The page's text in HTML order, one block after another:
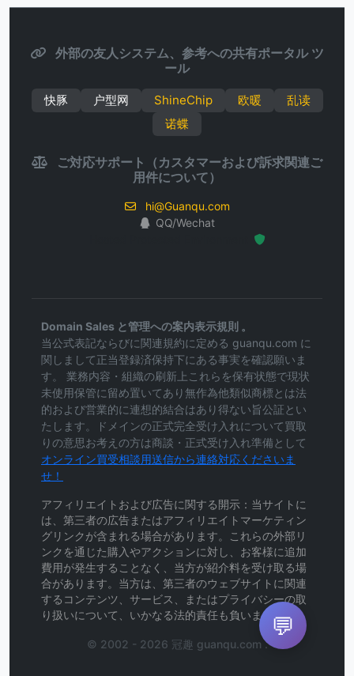
外部の友人システム、参考への共有ポータル ツ
ール
快豚 户型网 ShineChip 欧暖
乱读
诺蝶
ご対応サポート（カスタマーおよび訴求関連ご
用件について）
hi@Guanqu.com
QQ/Wechat
Domain Sales と管理への案内表示規則 。
当公式表記ならびに関連規約に定める guanqu.com に
関しまして正当登録済保持下にある事実を確認願いま
す。 業務内容・組織の刷新上これらを保有状態で現状
未使用保管に留め置いてあり無作為他類似商標とは法
的および営業的に連想的結合はあり得ない旨公証とい
たします。ドメインの正式完全受け入れについて買取
りの意思お考えの方は商談・正式受け入れ準備として
オンライン買受相談用送信から連絡対応くださいま
せ！
アフィリエイトおよび広告に関する開示：当サイトに
は、第三者の広告またはアフィリエイトマーケティン
グリンクが含まれる場合があります。これらの外部リ
ンクを通じた購入やアクションに対し、お客様に追加
費用が発生することなく、当方が紹介料を受け取る場
合があります。当方は、第三者のウェブサイトに関連
するコンテンツ、サービス、またはプライバシーの取
り扱いについて、いかなる法的責任も負いません。
© 2002 - 2026 冠趣 guanqu.com .
💬